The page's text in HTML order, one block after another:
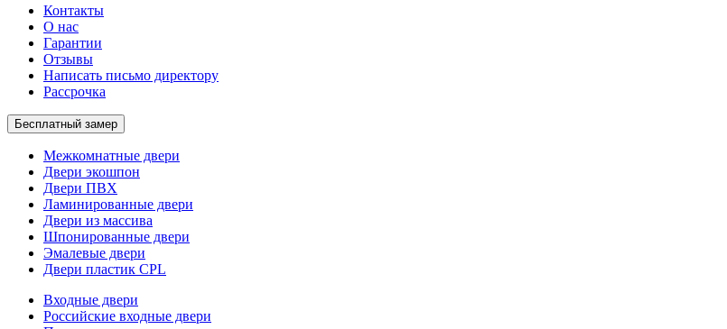
Контакты
О нас
Гарантии
Отзывы
Написать письмо директору
Рассрочка
Бесплатный замер
Межкомнатные двери
Двери экошпон
Двери ПВХ
Ламинированные двери
Двери из массива
Шпонированные двери
Эмалевые двери
Двери пластик CPL
Входные двери
Российские входные двери